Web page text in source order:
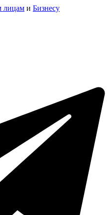
лицам и Бизнесу